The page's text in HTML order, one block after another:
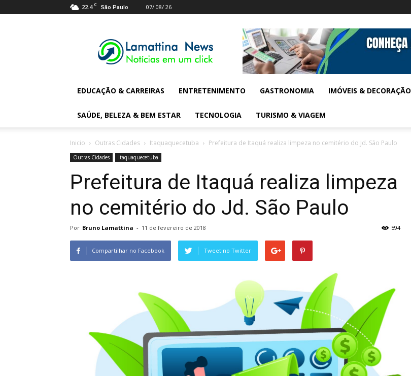
22.4 C São Paulo 07/ 08/ 26
Digital
News
EDUCAÇÃO & CARREIRAS ENTRETENIMENTO GASTRONOMIA IMÓVEIS & DECORAÇÃO
SAÚDE, BELEZA & BEM ESTAR TECNOLOGIA TURISMO & VIAGEM
Inicio Outras Cidades Itaquaquecetuba Prefeitura de Itaquá realiza limpeza no cemitério do Jd. São Paulo
Outras Cidades Itaquaquecetuba
Prefeitura de Itaquá realiza limpeza
no cemitério do Jd. São Paulo
Por Bruno Lamattina - 11 de fevereiro de 2018 594
Compartilhar no Facebook Tweet no Twitter